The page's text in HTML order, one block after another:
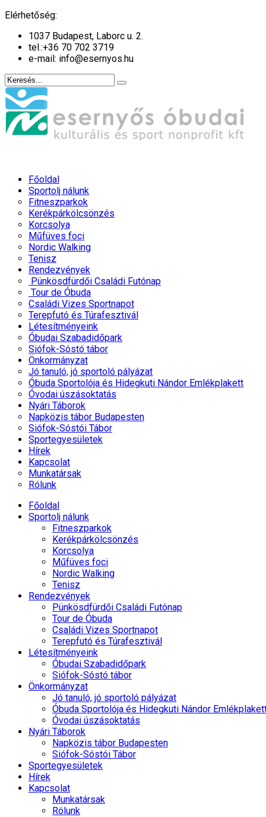
Elérhetőség:
1037 Budapest, Laborc u. 2.
tel.:+36 70 702 3719
e-mail: info@esernyos.hu
Főoldal
Sportolj nálunk
Fitneszparkok
Kerékpárkölcsönzés
Korcsolya
Műfüves foci
Nordic Walking
Tenisz
Rendezvények
Pünkösdfürdői Családi Futónap
Tour de Óbuda
Családi Vizes Sportnapot
Terepfutó és Túrafesztivál
Létesítményeink
Óbudai Szabadidőpark
Siófok-Sóstó tábor
Önkormányzat
Jó tanuló, jó sportoló pályázat
Óbuda Sportolója és Hidegkuti Nándor Emlékplakett
Óvodai úszásoktatás
Nyári Táborok
Napközis tábor Budapesten
Siófok-Sóstói Tábor
Sportegyesületek
Hírek
Kapcsolat
Munkatársak
Rólunk
Főoldal
Sportolj nálunk
Fitneszparkok
Kerékpárkölcsönzés
Korcsolya
Műfüves foci
Nordic Walking
Tenisz
Rendezvények
Pünkösdfürdői Családi Futónap
Tour de Óbuda
Családi Vizes Sportnapot
Terepfutó és Túrafesztivál
Létesítményeink
Óbudai Szabadidőpark
Siófok-Sóstó tábor
Önkormányzat
Jó tanuló, jó sportoló pályázat
Óbuda Sportolója és Hidegkuti Nándor
Óvodai úszásoktatás
Nyári Táborok
Napközis tábor Budapesten
Siófok-Sóstói Tábor
Sportegyesületek
Hírek
Kapcsolat
Munkatársak
Rólunk
év
hónap
év
hónap